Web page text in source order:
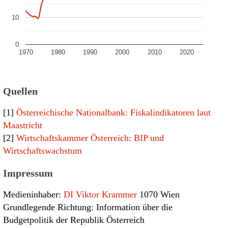
1970 1980 1990 2000 2010 2020
0
10
Quellen
[1] Österreichische Nationalbank: Fiskalindikatoren laut
Maastricht
[2] Wirtschaftskammer Österreich: BIP und
Wirtschaftswachstum
Impressum
Medieninhaber: DI Viktor Krammer 1070 Wien
Grundlegende Richtung: Information über die
Budgetpolitik der Republik Österreich